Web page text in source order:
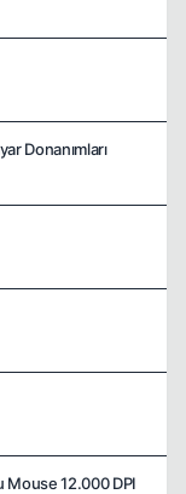
Donanımları
Mouse 12.000 DPI